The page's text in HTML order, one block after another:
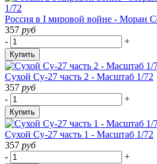
Россия в I мировой войне - Моран
357 руб
-
+
Купить
Cухой Су-27 часть 2 - Масштаб 1/72
357 руб
-
+
Купить
Cухой Су-27 часть 1 - Масштаб 1/72
357 руб
-
+